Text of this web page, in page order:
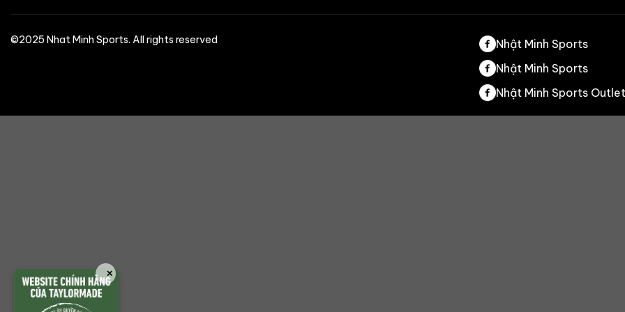
✕
©2025 Nhat Minh Sports. All rights reserved
Nhật Minh Sports
Nhật Minh Sports
Nhật Minh Sports Outlet